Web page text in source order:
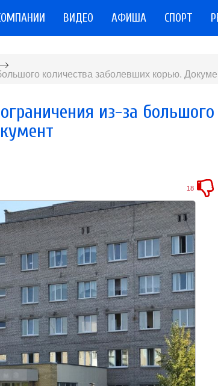
ВИДЕО АФИША СПОРТ
количества заболевших корью.
из-за большого
18